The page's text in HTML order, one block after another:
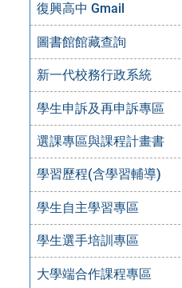
復興高中 Gmail
圖書館館藏查詢
新一代校務行政系統
學生申訴及再申訴專區
選課專區與課程計畫書
學習歷程(含學習輔導)
學生自主學習專區
學生選手培訓專區
大學端合作課程專區